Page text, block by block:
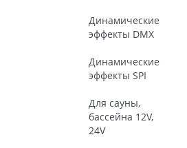
Динамические
эффекты DMX
Динамические
эффекты SPI
Для сауны,
бассейна 12V,
24V